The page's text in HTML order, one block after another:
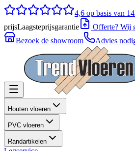
4,6 op basis van
prijsLaagsteprijsgarantie
Offerte? Wij
Bezoek de showroom
Advies
Houten vloeren
PVC vloeren
Randartikelen